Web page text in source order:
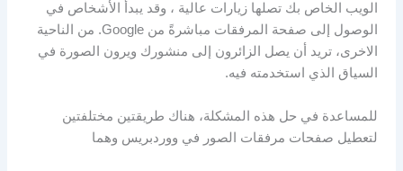
الويب الخاص بك تصلها زيارات عالية ، وقد يبدأ الأشخاص في
الوصول إلى صفحة المرفقات مباشرةً من Google. من الناحية
الاخرى، تريد أن يصل الزائرون إلى منشورك ويرون الصورة في
السياق الذي استخدمته فيه.
للمساعدة في حل هذه المشكلة، هناك طريقتين مختلفتين
لتعطيل صفحات مرفقات الصور في ووردبريس وهما